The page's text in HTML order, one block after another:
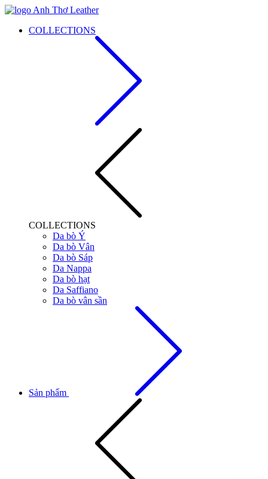
COLLECTIONS
COLLECTIONS
Da bò Ý
Da bò Vân
Da bò Sáp
Da Nappa
Da bò hạt
Da Saffiano
Da bò vân sần
Sản phẩm